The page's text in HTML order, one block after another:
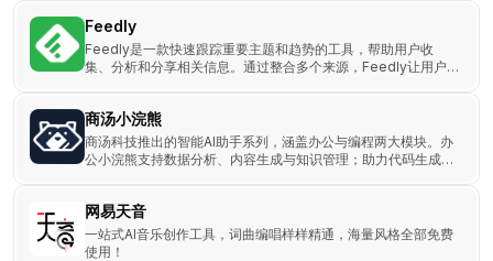
Feedly
Feedly是一款快速跟踪重要主题和趋势的工具，帮助用户收
集、分析和分享相关信息。通过整合多个来源，Feedly让用户
商汤小浣熊
商汤科技推出的智能AI助手系列，涵盖办公与编程两大模块。办
公小浣熊支持数据分析、内容生成与知识管理；助力代码生成、
网易天音
一站式AI音乐创作工具，词曲编唱样样精通，海量风格全部免费
使用！